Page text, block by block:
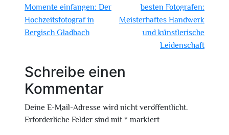
Momente einfangen: Der
Hochzeitsfotograf in
Bergisch Gladbach
besten Fotografen:
Meisterhaftes Handwerk
und künstlerische
Leidenschaft
Schreibe einen
Kommentar
Deine E-Mail-Adresse wird nicht veröffentlicht.
Erforderliche Felder sind mit * markiert